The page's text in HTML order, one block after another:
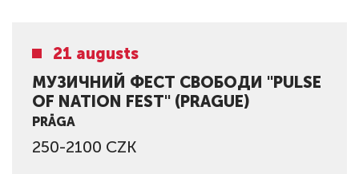
21 augusts
МУЗИЧНИЙ ФЕСТ СВОБОДИ "PULSE
OF NATION FEST" (PRAGUE)
PRĀGA
250-2100 CZK